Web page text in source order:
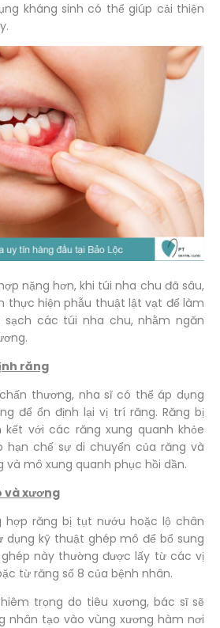
kháng sinh có thể giúp cải thiện
nặng hơn, khi túi nha chu đã sâu,
thực hiện phẫu thuật lật vạt để làm
các túi nha chu, nhằm ngăn
răng
thương, nha sĩ có thể áp dụng
để ổn định lại vị trí răng. Răng bị
kết với các răng xung quanh khỏe
hạn chế sự di chuyển của răng và
và mô xung quanh phục hồi dần.
và xương
hợp răng bị tụt nướu hoặc lộ chân
dụng kỹ thuật ghép mô để bổ sung
này thường được lấy từ các vị
từ răng số 8 của bệnh nhân.
trọng do tiêu xương, bác sĩ sẽ
nhân tạo vào vùng xương hàm nơi